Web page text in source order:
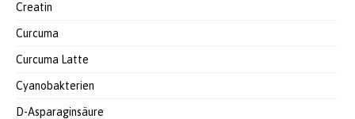
Creatin
Curcuma
Curcuma Latte
Cyanobakterien
D-Asparaginsäure